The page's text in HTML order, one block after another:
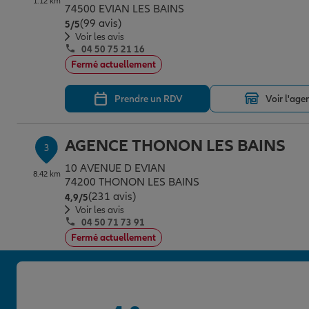
74500 EVIAN LES BAINS
5/5Note de 5 sur 5
(99 avis)
Voir les avis
04 50 75 21 16
Fermé actuellement
Prendre un RDV Voir
3
8.42 km
AGENCE THONON LES BAINS
10 AVENUE D EVIAN
74200 THONON LES BAINS
4,9/5Note de 4.9 sur 5
(231 avis)
Voir les avis
04 50 71 73 91
Fermé actuellement